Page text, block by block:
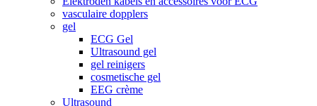
vasculaire dopplers
gel
ECG Gel
Ultrasound gel
gel reinigers
cosmetische gel
EEG crème
Ultrasound